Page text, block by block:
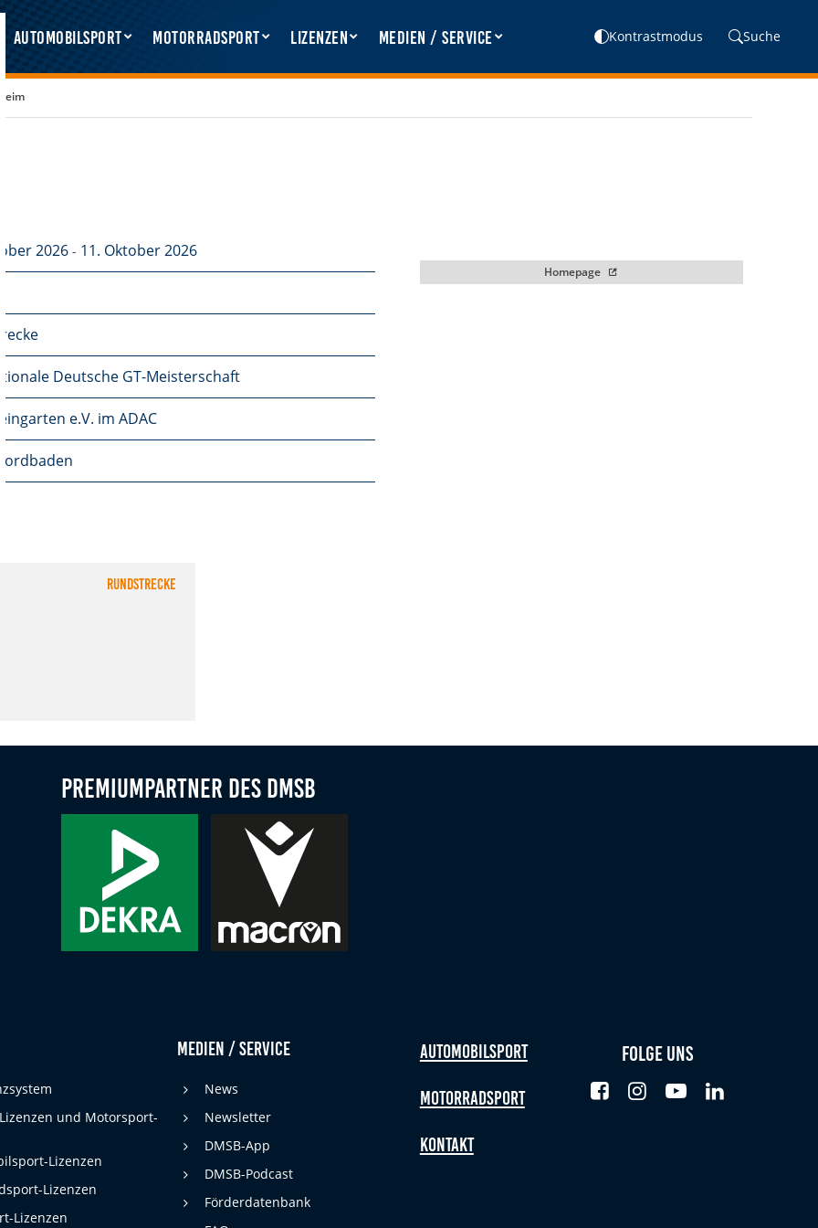
Automobilsport Motorradsport Lizenzen Medien / Service Kontrastmodus Suche
2026- 11. Oktober 2026
Deutsche GT-Meisterschaft
e.V. im ADAC
Homepage
Rundstrecke
Premiumpartner des DMSB
und Motorsport-
Lizenzen
Lizenzen
Lizenzen
Medien / Service
News
Newsletter
DMSB-App
DMSB-Podcast
Förderdatenbank
Automobilsport
Motorradsport
Kontakt
Folge uns